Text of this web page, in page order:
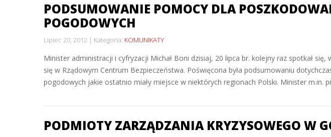
PODSUMOWANIE POMOCY DLA
POGODOWYCH
Lipiec 20, 2012 Kategoria: KOMUNIKATY
Minister administracji i cyfryzacji Michał Boni dzisiaj, 20 lipca br. kolejny raz spotkał
się w Rządowym Centrum Bezpieczeństwa. Poświęcona była podsumowaniu
pogodowych jakie ostatnio miały miejsce w niektórych regionach Polski. Minister m.in.
PODMIOTY ZARZĄDZANIA KRYZYSOWEGO W